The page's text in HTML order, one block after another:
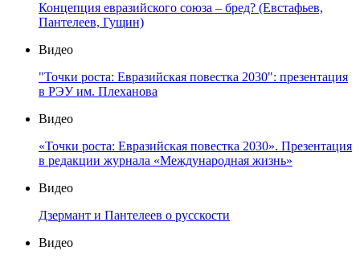
Концепция евразийского союза – бред? (Евстафьев,
Пантелеев, Гущин)
Видео
"Точки роста: Евразийская повестка 2030": презентация
в РЭУ им. Плеханова
Видео
«Точки роста: Евразийская повестка 2030». Презентация
в редакции журнала «Международная жизнь»
Видео
Дзермант и Пантелеев о русскости
Видео